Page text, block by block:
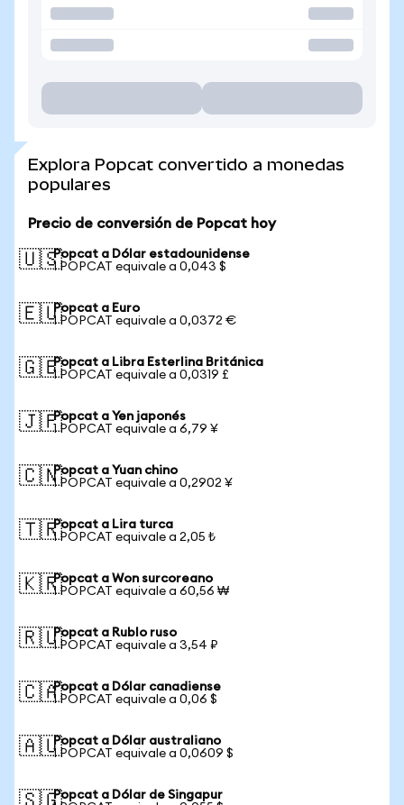
Explora Popcat convertido a monedas
populares
Precio de conversión de Popcat hoy
🇺🇸Popcat a Dólar estadounidense
1 POPCAT equivale a 0,043 $
🇪🇺Popcat a Euro
1 POPCAT equivale a 0,0372 €
🇬🇧Popcat a Libra Esterlina Británica
1 POPCAT equivale a 0,0319 £
🇯🇵Popcat a Yen japonés
1 POPCAT equivale a 6,79 ¥
🇨🇳Popcat a Yuan chino
1 POPCAT equivale a 0,2902 ¥
🇹🇷Popcat a Lira turca
1 POPCAT equivale a 2,05 ₺
🇰🇷Popcat a Won surcoreano
1 POPCAT equivale a 60,56 ₩
🇷🇺Popcat a Rublo ruso
1 POPCAT equivale a 3,54 ₽
🇨🇦Popcat a Dólar canadiense
1 POPCAT equivale a 0,06 $
🇦🇺Popcat a Dólar australiano
1 POPCAT equivale a 0,0609 $
Popcat a Dólar de Singapur